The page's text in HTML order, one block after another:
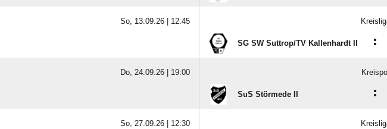
So, 13.09.26 | 12:45
SG SW Suttrop/​TV Kallenhardt II :
Do, 24.09.26 | 19:00
SuS Störmede II :
So, 27.09.26 | 12:30